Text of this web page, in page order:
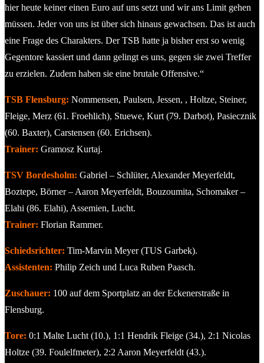
hier heute keiner einen Euro auf uns setzt und wir ans Limit gehen
müssen. Jeder von uns ist über sich hinaus gewachsen. Das ist auch
eine Frage des Charakters. Der TSB hatte ja bisher erst so wenig
Gegentore kassiert und dann gelingt es uns, gegen sie zwei Treffer
zu erzielen. Zudem haben sie eine brutale Offensive.“
TSB Flensburg: Nommensen, Paulsen, Jessen, , Holtze, Steiner,
Fleige, Merz (61. Froehlich), Stuewe, Kurt (79. Darbot), Pasiecznik
(60. Baxter), Carstensen (60. Erichsen).
Trainer: Gramosz Kurtaj.
TSV Bordesholm: Gabriel – Schlüter, Alexander Meyerfeldt,
Boztepe, Börner – Aaron Meyerfeldt, Bouzoumita, Schomaker –
Elahi (86. Elahi), Assemien, Lucht.
Trainer: Florian Rammer.
Schiedsrichter: Tim-Marvin Meyer (TUS Garbek).
Assistenten: Philip Zeich und Luca Ruben Paasch.
Zuschauer: 100 auf dem Sportplatz an der Eckenerstraße in
Flensburg.
Tore: 0:1 Malte Lucht (10.), 1:1 Hendrik Fleige (34.), 2:1 Nicolas
Holtze (39. Foulelfmeter), 2:2 Aaron Meyerfeldt (43.).